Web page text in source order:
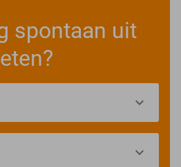
spontaan uit
eten?